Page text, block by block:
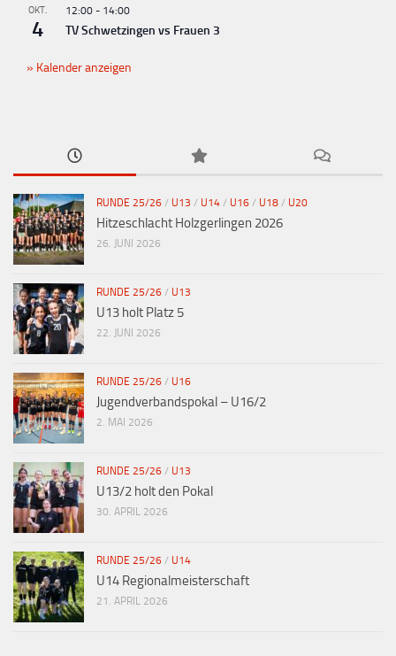
OKT.
4
12:00 - 14:00
TV Schwetzingen vs Frauen 3
Kalender anzeigen
RUNDE 25/26 / U13 / U14 / U16 / U18 / U20
Hitzeschlacht Holzgerlingen 2026
26. JUNI 2026
RUNDE 25/26 / U13
U13 holt Platz 5
22. JUNI 2026
RUNDE 25/26 / U16
Jugendverbandspokal – U16/2
2. MAI 2026
RUNDE 25/26 / U13
U13/2 holt den Pokal
30. APRIL 2026
RUNDE 25/26 / U14
U14 Regionalmeisterschaft
21. APRIL 2026